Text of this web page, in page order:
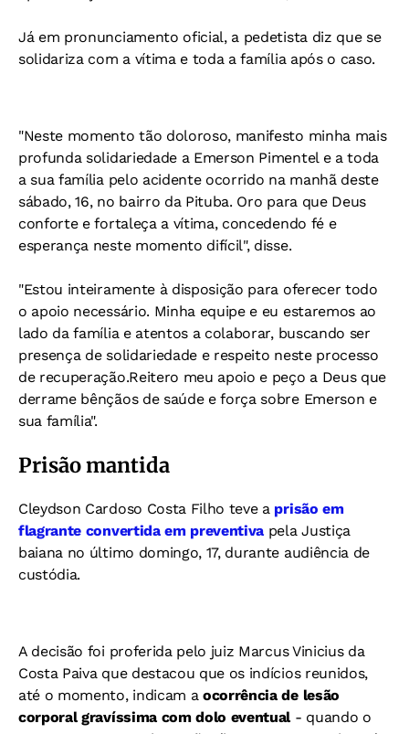
Já em pronunciamento oficial, a pedetista diz que se
solidariza com a vítima e toda a família após o caso.
"Neste momento tão doloroso, manifesto minha mais
profunda solidariedade a Emerson Pimentel e a toda
a sua família pelo acidente ocorrido na manhã deste
sábado, 16, no bairro da Pituba. Oro para que Deus
conforte e fortaleça a vítima, concedendo fé e
esperança neste momento difícil", disse.
"Estou inteiramente à disposição para oferecer todo
o apoio necessário. Minha equipe e eu estaremos ao
lado da família e atentos a colaborar, buscando ser
presença de solidariedade e respeito neste processo
de recuperação.Reitero meu apoio e peço a Deus que
derrame bênçãos de saúde e força sobre Emerson e
sua família".
Prisão mantida
Cleydson Cardoso Costa Filho teve a prisão em
flagrante convertida em preventiva pela Justiça
baiana no último domingo, 17, durante audiência de
custódia.
A decisão foi proferida pelo juiz Marcus Vinicius da
Costa Paiva que destacou que os indícios reunidos,
até o momento, indicam a ocorrência de lesão
corporal gravíssima com dolo eventual- quando o